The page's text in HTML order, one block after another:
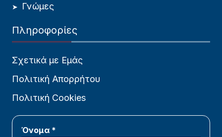
Γνώμες
Πληροφορίες
Σχετικά με Εμάς
Πολιτική Απορρήτου
Πολιτική Cookies
Όνομα *